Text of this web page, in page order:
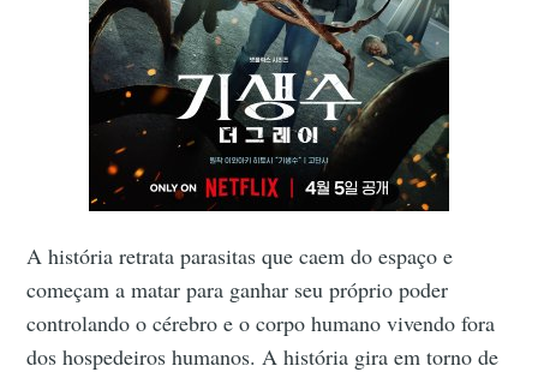
A história retrata parasitas que caem do espaço e
começam a matar para ganhar seu próprio poder
controlando o cérebro e o corpo humano vivendo fora
dos hospedeiros humanos. A história gira em torno de